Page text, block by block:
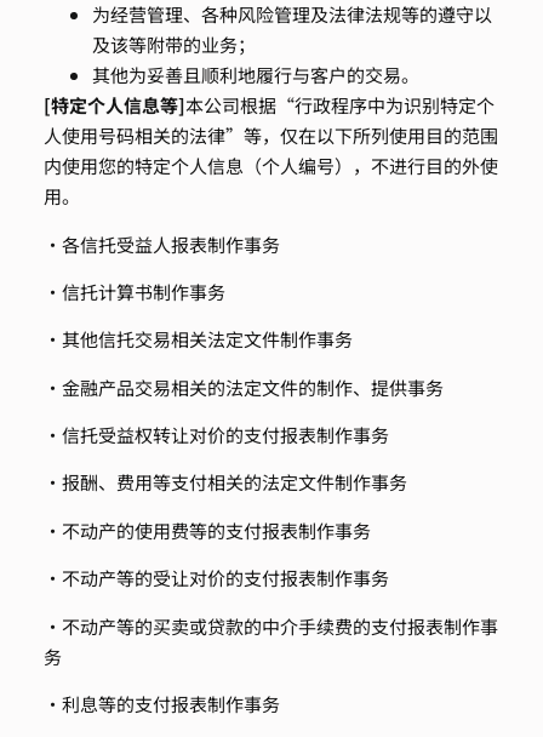
为经营管理、各种风险管理及法律法规等的遵守以
及该等附带的业务；
其他为妥善且顺利地履行与客户的交易。
[特定个人信息等]本公司根据“行政程序中为识别特定个
人使用号码相关的法律”等，仅在以下所列使用目的范围
内使用您的特定个人信息（个人编号），不进行目的外使
用。
・各信托受益人报表制作事务
・信托计算书制作事务
・其他信托交易相关法定文件制作事务
・金融产品交易相关的法定文件的制作、提供事务
・信托受益权转让对价的支付报表制作事务
・报酬、费用等支付相关的法定文件制作事务
・不动产的使用费等的支付报表制作事务
・不动产等的受让对价的支付报表制作事务
・不动产等的买卖或贷款的中介手续费的支付报表制作事
务
・利息等的支付报表制作事务